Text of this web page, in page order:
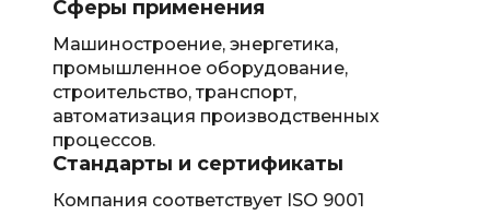
Машиностроение, энергетика,
промышленное оборудование,
строительство, транспорт,
автоматизация производственных
процессов.
Сферы применения
Компания соответствует ISO 9001
Стандарты и сертификаты